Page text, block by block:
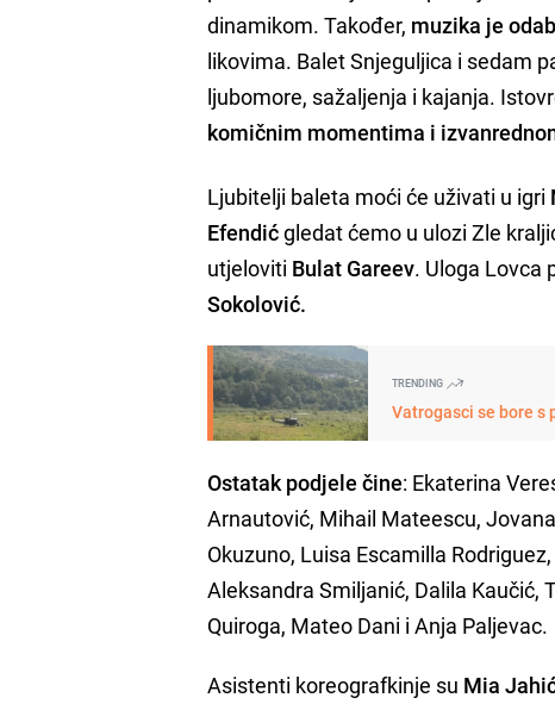
dinamikom. Također, muzika je
likovima. Balet Snjeguljica i sedam
ljubomore, sažaljenja i kajanja.
komičnim momentima i
Ljubitelji baleta moći će uživati u igri
Efendićgledat ćemo u ulozi Zle
utjeloviti Bulat Gareev. Uloga Lovca
Sokolović.
TRENDING
Vatrogasci se bore s
Ostatak podjele čine: Ekaterina
Arnautović, Mihail Mateescu,
Okuzuno, Luisa Escamilla
Aleksandra Smiljanić, Dalila Kaučić,
Quiroga, Mateo Dani i Anja Paljevac.
Asistenti koreografkinje su Mia